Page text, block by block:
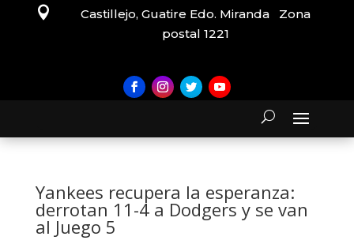

Castillejo, Guatire Edo. Miranda Zona
postal 1221
Yankees recupera la esperanza:
derrotan 11-4 a Dodgers y se van
al Juego 5